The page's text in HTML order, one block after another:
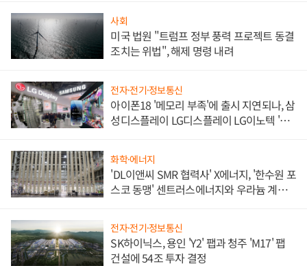
사회
미국 법원 "트럼프 정부 풍력 프로젝트 동결
조치는 위법", 해제 명령 내려
전자·전기·정보통신
아이폰18 '메모리 부족'에 출시 지연되나, 삼
성디스플레이 LG디스플레이 LG이노텍 '탈
화학·에너지
'DL이앤씨 SMR 협력사' X에너지, '한수원 포
스코 동맹' 센트러스에너지와 우라늄 계약
전자·전기·정보통신
SK하이닉스, 용인 'Y2' 팹과 청주 'M17' 팹
건설에 54조 투자 결정